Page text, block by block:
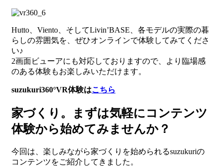
Hutto、Viento、そしてLivin’BASE、各モデルの実際の暮
らしの雰囲気を、ぜひオンラインで体験してみてくださ
い♪
2画面ビューアにも対応しておりますので、より臨場感
のある体験もお楽しみいただけます。
suzukuri360°VR体験はこちら
家づくり。まずは気軽にコンテンツ
体験から始めてみませんか？
今回は、楽しみながら家づくりを始められるsuzukuriの
コンテンツをご紹介してきました。